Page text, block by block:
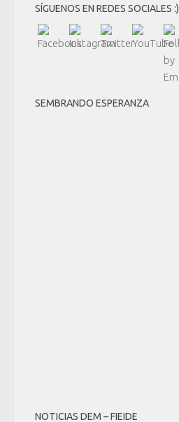
SÍGUENOS EN REDES SOCIALES :)
SEMBRANDO ESPERANZA
NOTICIAS DEM – FIEIDE